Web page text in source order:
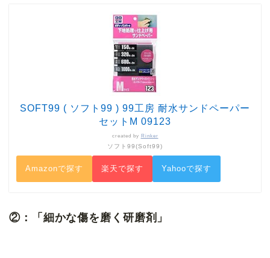
SOFT99 ( ソフト99 ) 99工房 耐水サンドペーパー
セットM 09123
created by Rinker
ソフト99(Soft99)
Amazonで探す 楽天で探す Yahooで探す
②：「細かな傷を磨く研磨剤」